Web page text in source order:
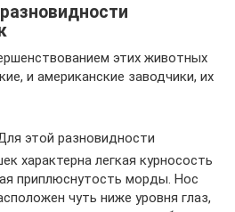
этих животных
и американские заводчики, их
этой разновидности
характерна легкая курносость
приплюснутость морды. Нос
чуть ниже уровня глаз,